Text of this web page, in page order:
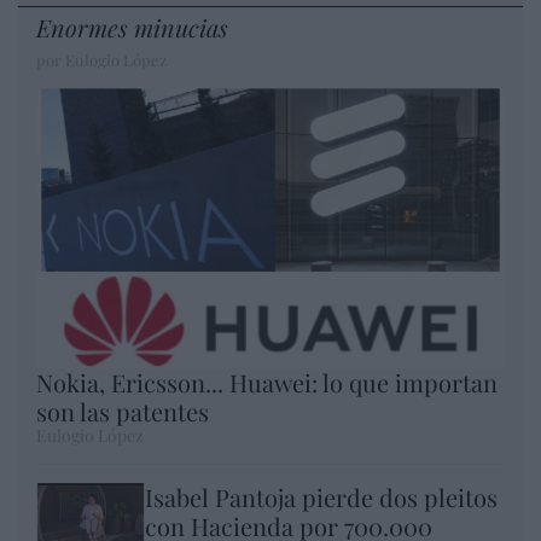
Enormes minucias
Nokia, Ericsson... Huawei: lo que importan
son las patentes
Isabel Pantoja pierde dos pleitos
con Hacienda por 700.000